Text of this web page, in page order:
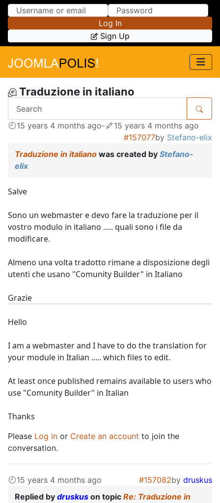
Skip to Content
Skip to Menu
Log In
Sign Up
Traduzione in italiano
15 years 4 months ago-
15 years 4 months ago
#157077by Stefano-elix
Traduzione in italiano was created by Stefano-
elix
Salve
Sono un webmaster e devo fare la traduzione per il
vostro modulo in italiano ..... quali sono i file da
modificare.
Almeno una volta tradotto rimane a disposizione degli
utenti che usano "Comunity Builder" in Italiano
Grazie
Hello
I am a webmaster and I have to do the translation for
your module in Italian ..... which files to edit.
At least once published remains available to users who
use "Comunity Builder" in Italian
Thanks
Please Log in or Create an account to join the
conversation.
15 years 4 months ago #157082by druskus
Replied by druskus on topic Re: Traduzione in